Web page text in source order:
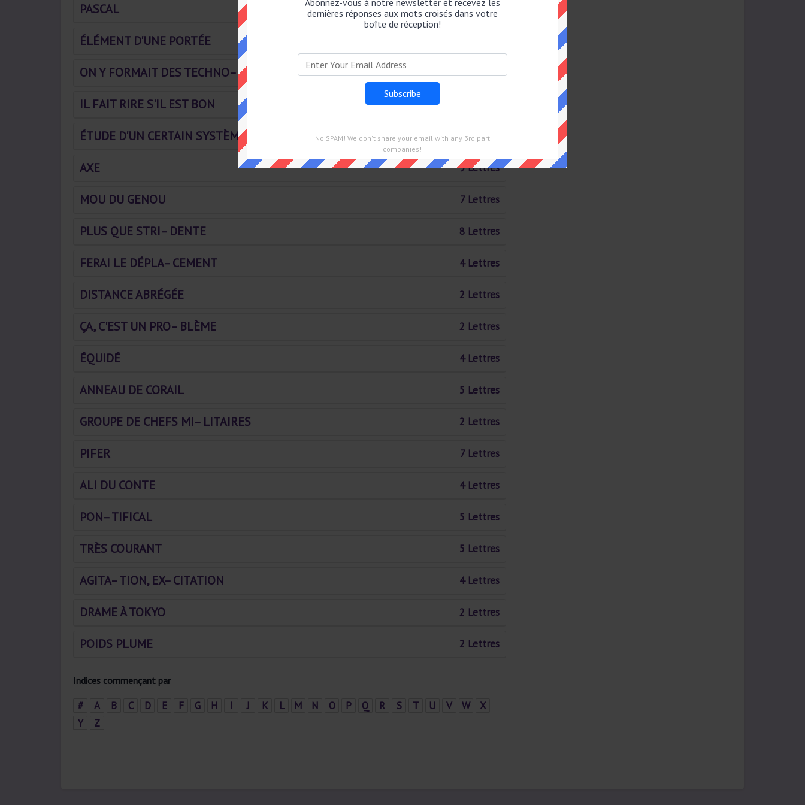
PASCAL 2 Lettres
ÉLÉMENT D'UNE PORTÉE
ON Y FORMAIT DES TECHNO– CRATES 3 Lettres
IL FAIT RIRE S'IL EST BON
ÉTUDE D'UN CERTAIN SYSTÈME 10 Lettres
AXE 9 Lettres
MOU DU GENOU 7 Lettres
PLUS QUE STRI– DENTE 8 Lettres
FERAI LE DÉPLA– CEMENT 4 Lettres
DISTANCE ABRÉGÉE 2 Lettres
ÇA, C'EST UN PRO– BLÈME 2 Lettres
ÉQUIDÉ 4 Lettres
ANNEAU DE CORAIL 5 Lettres
GROUPE DE CHEFS MI– LITAIRES 2 Lettres
PIFER 7 Lettres
ALI DU CONTE 4 Lettres
PON– TIFICAL 5 Lettres
TRÈS COURANT 5 Lettres
AGITA– TION, EX– CITATION 4 Lettres
DRAME À TOKYO 2 Lettres
POIDS PLUME 2 Lettres
Indices commençant par
# A B C D E F G H I J K L M N O P Q R S T U V W
X
Y
Z
Abonnez-vous à notre newsletter et recevez les
dernières réponses aux mots croisés dans votre
boîte de réception!
No SPAM! We don't share your email with any 3rd part
companies!